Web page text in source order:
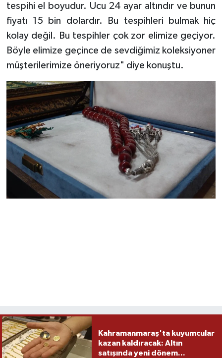
tespihi el boyudur. Ucu 24 ayar altındır ve bunun
fiyatı 15 bin dolardır. Bu tespihleri bulmak hiç
kolay değil. Bu tespihler çok zor elimize geçiyor.
Böyle elimize geçince de sevdiğimiz koleksiyoner
müşterilerimize öneriyoruz" diye konuştu.
Kahramanmaraş'ta kuyumcular
kazan kaldıracak: Altın
satışında yeni dönem...